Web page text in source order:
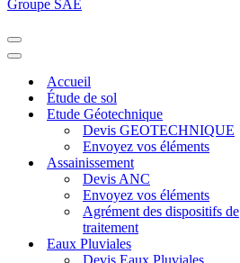
Groupe SAE
Menu
de
Menu
navigationAccueil
Étude de sol
Etude Géotechnique
Devis GEOTECHNIQUE
Envoyez vos éléments
Assainissement
Devis ANC
Envoyez vos éléments
Agrément des dispositifs de
traitement
Eaux Pluviales
Devis Eaux Pluviales